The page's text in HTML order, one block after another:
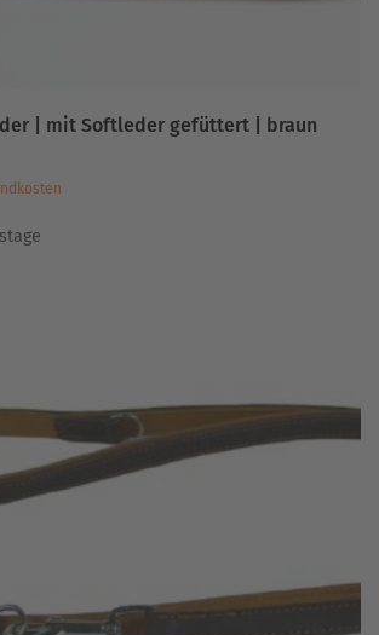
| mit Softleder gefüttert | braun